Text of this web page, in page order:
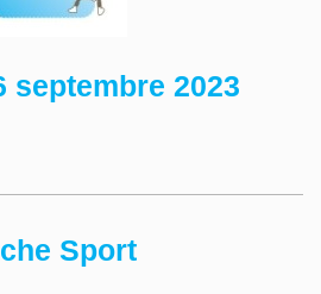
septembre 2023
Sport